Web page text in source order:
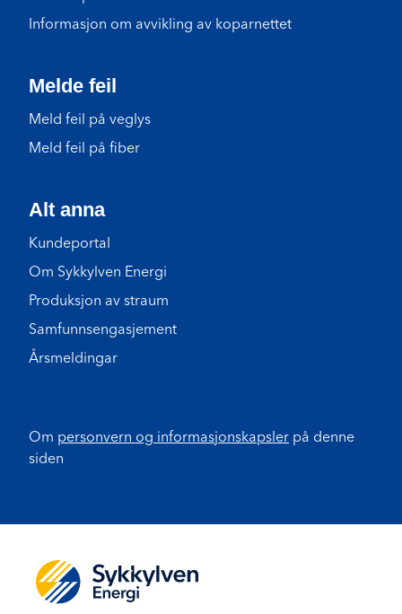
Informasjon om avvikling av koparnettet
Melde feil
Meld feil på veglys
Meld feil på fiber
Alt anna
Kundeportal
Om Sykkylven Energi
Produksjon av straum
Samfunnsengasjement
Årsmeldingar
Om personvern og informasjonskapsler på denne
siden